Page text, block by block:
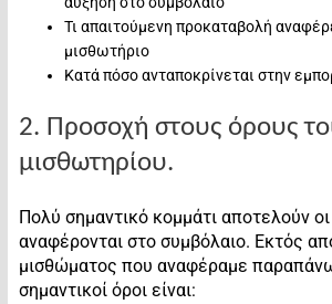
Τι απαιτούμενη προκαταβολή
μισθωτήριο
Κατά πόσο ανταποκρίνεται στην
2. Προσοχή στους όρους
μισθωτηρίου.
Πολύ σημαντικό κομμάτι αποτελούν
αναφέρονται στο συμβόλαιο. Εκτός
μισθώματος που αναφέραμε
σημαντικοί όροι είναι: